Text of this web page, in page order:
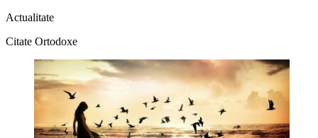
Actualitate
Citate Ortodoxe